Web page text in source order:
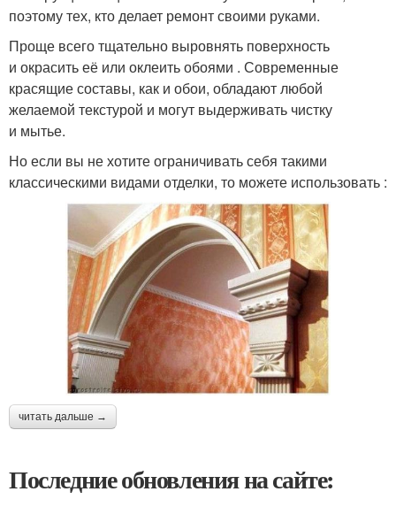
поэтому тех, кто делает ремонт своими руками.
Проще всего тщательно выровнять поверхность
и окрасить её или оклеить обоями . Современные
красящие составы, как и обои, обладают любой
желаемой текстурой и могут выдерживать чистку
и мытье.
Но если вы не хотите ограничивать себя такими
классическими видами отделки, то можете использовать :
читать дальше →
Последние обновления на сайте: